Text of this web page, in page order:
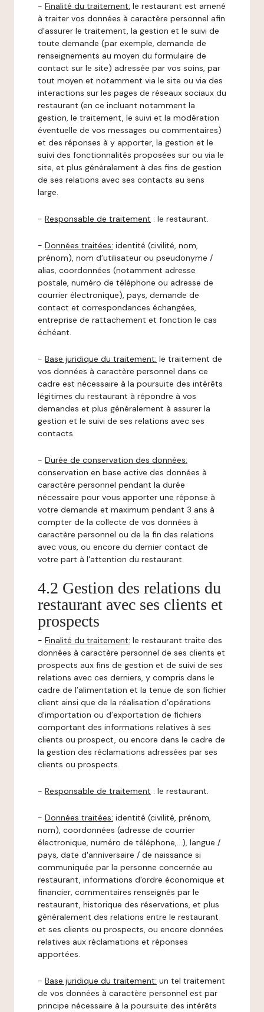
- Finalité du traitement: le restaurant est amené
à traiter vos données à caractère personnel afin
d’assurer le traitement, la gestion et le suivi de
toute demande (par exemple, demande de
renseignements au moyen du formulaire de
contact sur le site) adressée par vos soins, par
tout moyen et notamment via le site ou via des
interactions sur les pages de réseaux sociaux du
restaurant (en ce incluant notamment la
gestion, le traitement, le suivi et la modération
éventuelle de vos messages ou commentaires)
et des réponses à y apporter, la gestion et le
suivi des fonctionnalités proposées sur ou via le
site, et plus généralement à des fins de gestion
de ses relations avec ses contacts au sens
large.
- Responsable de traitement : le restaurant.
- Données traitées: identité (civilité, nom,
prénom), nom d’utilisateur ou pseudonyme /
alias, coordonnées (notamment adresse
postale, numéro de téléphone ou adresse de
courrier électronique), pays, demande de
contact et correspondances échangées,
entreprise de rattachement et fonction le cas
échéant.
- Base juridique du traitement: le traitement de
vos données à caractère personnel dans ce
cadre est nécessaire à la poursuite des intérêts
légitimes du restaurant à répondre à vos
demandes et plus généralement à assurer la
gestion et le suivi de ses relations avec ses
contacts.
- Durée de conservation des données:
conservation en base active des données à
caractère personnel pendant la durée
nécessaire pour vous apporter une réponse à
votre demande et maximum pendant 3 ans à
compter de la collecte de vos données à
caractère personnel ou de la fin des relations
avec vous, ou encore du dernier contact de
votre part à l'attention du restaurant.
4.2 Gestion des relations du
restaurant avec ses clients et
prospects
- Finalité du traitement: le restaurant traite des
données à caractère personnel de ses clients et
prospects aux fins de gestion et de suivi de ses
relations avec ces derniers, y compris dans le
cadre de l’alimentation et la tenue de son fichier
client ainsi que de la réalisation d’opérations
d’importation ou d’exportation de fichiers
comportant des informations relatives à ses
clients ou prospect, ou encore dans le cadre de
la gestion des réclamations adressées par ses
clients ou prospects.
- Responsable de traitement : le restaurant.
- Données traitées: identité (civilité, prénom,
nom), coordonnées (adresse de courrier
électronique, numéro de téléphone,…), langue /
pays, date d'anniversaire / de naissance si
communiquée par la personne concernée au
restaurant, informations d'ordre économique et
financier, commentaires renseignés par le
restaurant, historique des réservations, et plus
généralement des relations entre le restaurant
et ses clients ou prospects, ou encore données
relatives aux réclamations et réponses
apportées.
- Base juridique du traitement: un tel traitement
de vos données à caractère personnel est par
principe nécessaire à la poursuite des intérêts